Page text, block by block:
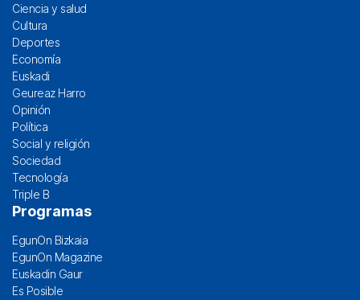
Ciencia y salud
Cultura
Deportes
Economía
Euskadi
Geureaz Harro
Opinión
Política
Social y religión
Sociedad
Tecnología
Triple B
Programas
EgunOn Bizkaia
EgunOn Magazine
Euskadin Gaur
Es Posible